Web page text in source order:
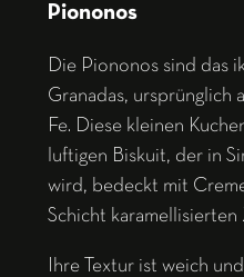
Piononos
Die Piononos sind das
Granadas, ursprünglich
Fe. Diese kleinen
luftigen Biskuit, der in
wird, bedeckt mit
Schicht karamellisierten
Ihre Textur ist weich